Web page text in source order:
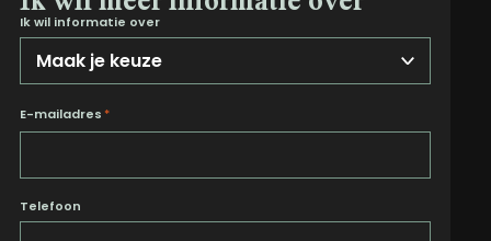
Ik wil informatie over
E-mailadres *
Telefoon